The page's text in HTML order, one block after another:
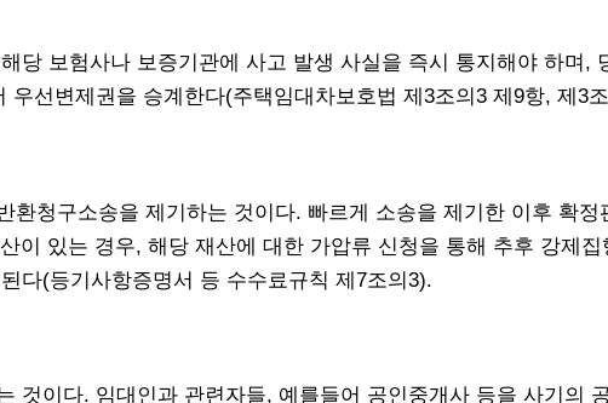
당 보험사나 보증기관에 사고 발생 사실을 즉시 통지해야 하며,
선변제권을 승계한다(주택임대차보호법 제3조의3 제9항, 제3
환청구소송을 제기하는 것이다. 빠르게 소송을 제기한 이후 확
이 있는 경우, 해당 재산에 대한 가압류 신청을 통해 추후 강제
다(등기사항증명서 등 수수료규칙 제7조의3).
것이다. 임대인과 관련자들, 예를들어 공인중개사 등을 사기의